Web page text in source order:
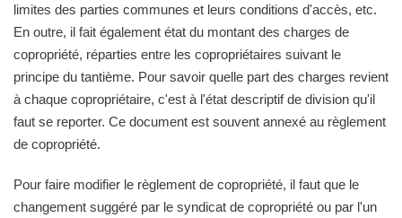
limites des parties communes et leurs conditions d'accès, etc.
En outre, il fait également état du montant des charges de
copropriété, réparties entre les copropriétaires suivant le
principe du tantième. Pour savoir quelle part des charges revient
à chaque copropriétaire, c'est à l'état descriptif de division qu'il
faut se reporter. Ce document est souvent annexé au règlement
de copropriété.
Pour faire modifier le règlement de copropriété, il faut que le
changement suggéré par le syndicat de copropriété ou par l'un